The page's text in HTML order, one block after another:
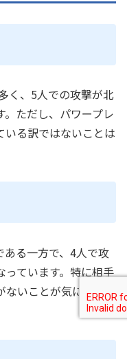
く、5人での攻撃が北
ただし、パワープレ
いる訳ではないことは
る一方で、4人で攻
ています。特に相手
ないことが気になるポ